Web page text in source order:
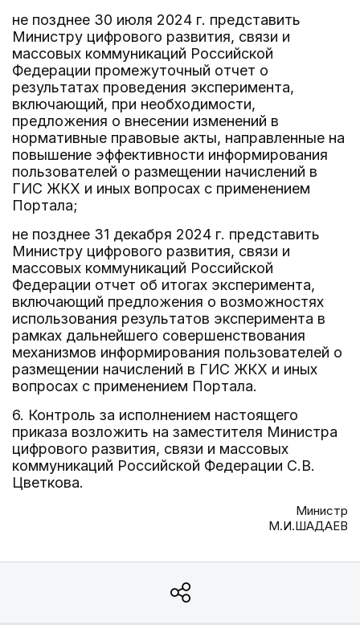
не позднее 30 июля 2024 г. представить
Министру цифрового развития, связи и
массовых коммуникаций Российской
Федерации промежуточный отчет о
результатах проведения эксперимента,
включающий, при необходимости,
предложения о внесении изменений в
нормативные правовые акты, направленные на
повышение эффективности информирования
пользователей о размещении начислений в
ГИС ЖКХ и иных вопросах с применением
Портала;
не позднее 31 декабря 2024 г. представить
Министру цифрового развития, связи и
массовых коммуникаций Российской
Федерации отчет об итогах эксперимента,
включающий предложения о возможностях
использования результатов эксперимента в
рамках дальнейшего совершенствования
механизмов информирования пользователей о
размещении начислений в ГИС ЖКХ и иных
вопросах с применением Портала.
6. Контроль за исполнением настоящего
приказа возложить на заместителя Министра
цифрового развития, связи и массовых
коммуникаций Российской Федерации С.В.
Цветкова.
Министр
М.И.ШАДАЕВ